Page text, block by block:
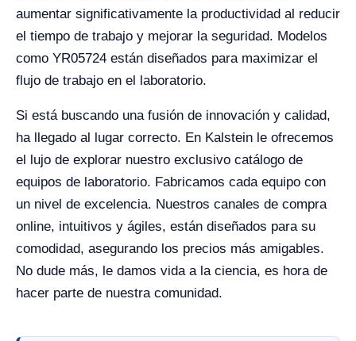
aumentar significativamente la productividad al reducir
el tiempo de trabajo y mejorar la seguridad. Modelos
como YR05724 están diseñados para maximizar el
flujo de trabajo en el laboratorio.
Si está buscando una fusión de innovación y calidad,
ha llegado al lugar correcto. En Kalstein le ofrecemos
el lujo de explorar nuestro exclusivo catálogo de
equipos de laboratorio. Fabricamos cada equipo con
un nivel de excelencia. Nuestros canales de compra
online, intuitivos y ágiles, están diseñados para su
comodidad, asegurando los precios más amigables.
No dude más, le damos vida a la ciencia, es hora de
hacer parte de nuestra comunidad.